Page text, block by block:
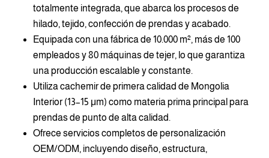
totalmente integrada, que abarca los procesos de
hilado, tejido, confección de prendas y acabado.
Equipada con una fábrica de 10.000 m², más de 100
empleados y 80 máquinas de tejer, lo que garantiza
una producción escalable y constante.
Utiliza cachemir de primera calidad de Mongolia
Interior (13–15 μm) como materia prima principal para
prendas de punto de alta calidad.
Ofrece servicios completos de personalización
OEM/ODM, incluyendo diseño, estructura,